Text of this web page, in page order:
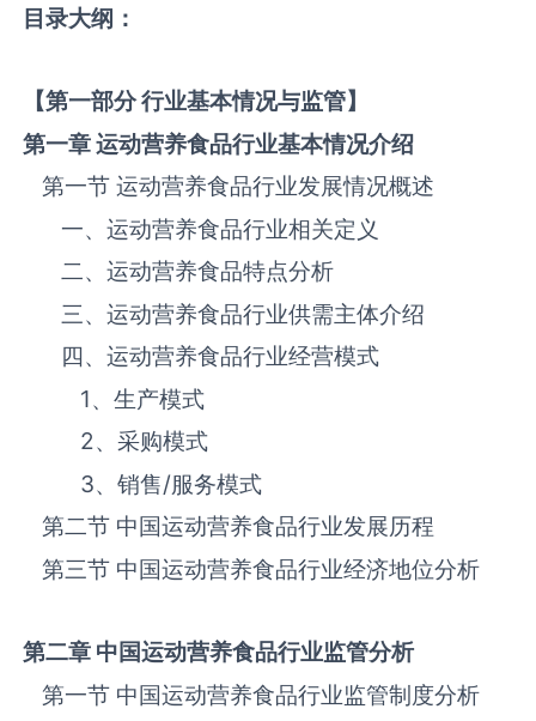
目录大纲：
【第一部分 行业基本情况与监管】
第一章 运动营养食品行业基本情况介绍
第一节 运动营养食品‌‌‌行业发展情况概述
一、运动营养食品‌‌‌行业相关定义
二、运动营养食品‌‌‌特点分析
三、运动营养食品‌‌‌行业供需主体介绍
四、运动营养食品‌‌‌行业经营模式
1、生产模式
2、采购模式
3、销售/服务模式
第二节 中国运动营养食品‌‌‌行业发展历程
第三节 中国运动营养食品行业经济地位分析
第二章 中国运动营养食品行业监管分析
第一节 中国运动营养食品‌‌‌行业监管制度分析